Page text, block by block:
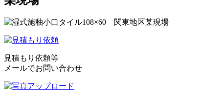
見積もり依頼等
メールでお問い合わせ